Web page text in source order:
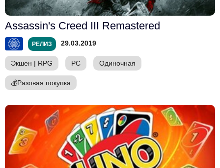
Assassin's Creed III Remastered
РЕЛИЗ 29.03.2019
Экшен | RPG PC Одиночная
💰Разовая покупка